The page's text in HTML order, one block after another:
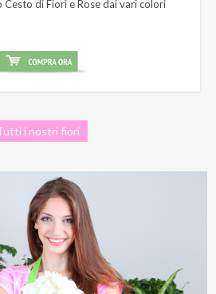
Cesto di Fiori e Rose dai vari colori
i nostri fiori